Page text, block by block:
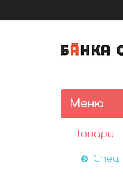
Товари
Спеції